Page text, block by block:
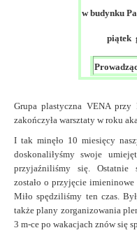
w budynku
piątek
Grupa plastyczna VENA przy
zakończyła warsztaty w roku
I tak minęło 10 miesięcy
doskonaliłyśmy swoje
przyjaźniliśmy się. Ostatnie
zostało o przyjęcie
Miło spędziliśmy ten czas.
także plany zorganizowania
3 m-ce po wakacjach znów się